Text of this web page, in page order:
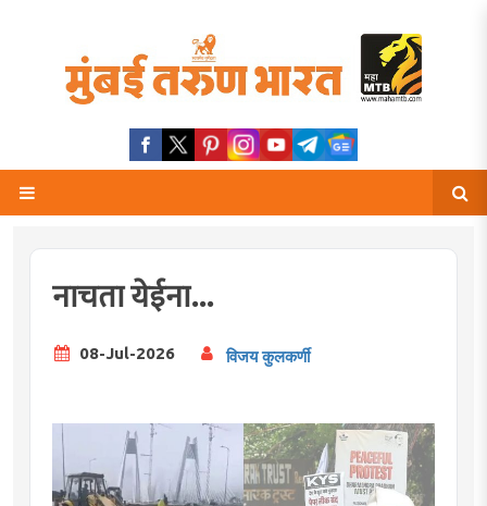
नाचता येईना...
08-Jul-2026 विजय कुलकर्णी